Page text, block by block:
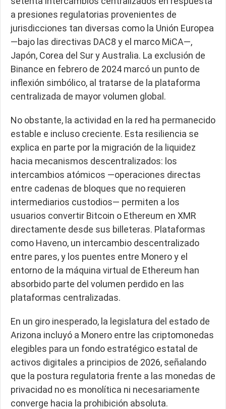
a presiones regulatorias provenientes de
jurisdicciones tan diversas como la Unión Europea
—bajo las directivas DAC8 y el marco MiCA—,
Japón, Corea del Sur y Australia. La exclusión de
Binance en febrero de 2024 marcó un punto de
inflexión simbólico, al tratarse de la plataforma
centralizada de mayor volumen global.
No obstante, la actividad en la red ha permanecido
estable e incluso creciente. Esta resiliencia se
explica en parte por la migración de la liquidez
hacia mecanismos descentralizados: los
intercambios atómicos —operaciones directas
entre cadenas de bloques que no requieren
intermediarios custodios— permiten a los
usuarios convertir Bitcoin o Ethereum en XMR
directamente desde sus billeteras. Plataformas
como Haveno, un intercambio descentralizado
entre pares, y los puentes entre Monero y el
entorno de la máquina virtual de Ethereum han
absorbido parte del volumen perdido en las
plataformas centralizadas.
En un giro inesperado, la legislatura del estado de
Arizona incluyó a Monero entre las criptomonedas
elegibles para un fondo estratégico estatal de
activos digitales a principios de 2026, señalando
que la postura regulatoria frente a las monedas de
privacidad no es monolítica ni necesariamente
converge hacia la prohibición absoluta.